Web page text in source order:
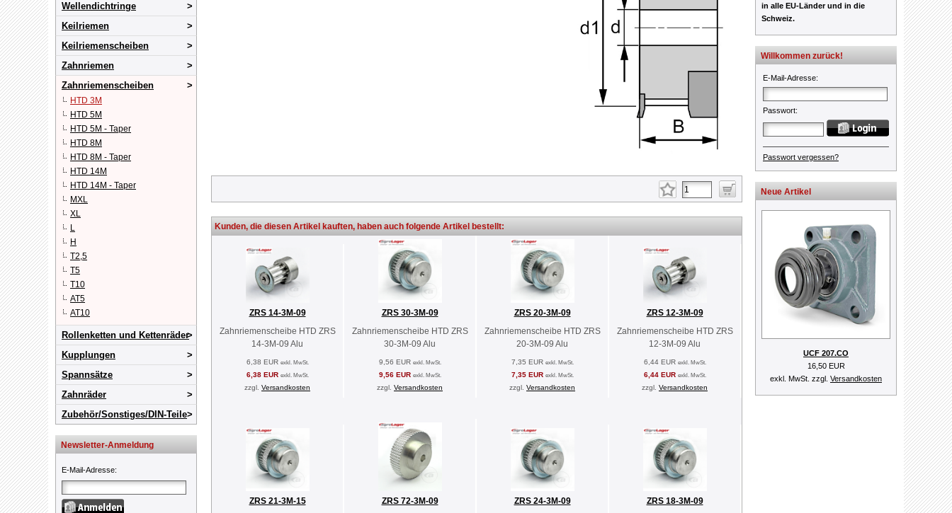
Wellendichtringe
Keilriemen
Keilriemenscheiben
Zahnriemen
Zahnriemenscheiben
HTD 3M
HTD 5M
HTD 5M - Taper
HTD 8M
HTD 8M - Taper
HTD 14M
HTD 14M - Taper
MXL
XL
L
H
T2,5
T5
T10
AT5
AT10
Rollenketten und Kettenräder
Kupplungen
Spannsätze
Zahnräder
Zubehör/Sonstiges/DIN-Teile
Newsletter-Anmeldung
E-Mail-Adresse:
Kunden, die diesen Artikel kauften, haben auch folgende Artikel bestellt:
ZRS 14-3M-09
Zahnriemenscheibe HTD ZRS
14-3M-09 Alu
6,38 EUR exkl. MwSt.
6,38 EUR exkl. MwSt.
zzgl. Versandkosten
ZRS 30-3M-09
Zahnriemenscheibe HTD ZRS
30-3M-09 Alu
9,56 EUR exkl. MwSt.
9,56 EUR exkl. MwSt.
zzgl. Versandkosten
ZRS 20-3M-09
Zahnriemenscheibe HTD ZRS
20-3M-09 Alu
7,35 EUR exkl. MwSt.
7,35 EUR exkl. MwSt.
zzgl. Versandkosten
ZRS 12-3M-09
Zahnriemenscheibe HTD ZRS
12-3M-09 Alu
6,44 EUR exkl. MwSt.
6,44 EUR exkl. MwSt.
zzgl. Versandkosten
ZRS 21-3M-15
ZRS 72-3M-09
ZRS 24-3M-09
ZRS 18-3M-09
in alle EU-Länder und in die
Schweiz.
Willkommen zurück!
E-Mail-Adresse:
Passwort:
Passwort vergessen?
Neue Artikel
UCF 207.CO
16,50 EUR
exkl. MwSt. zzgl. Versandkosten